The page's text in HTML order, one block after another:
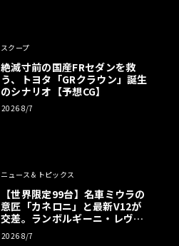
スクープ
絶滅寸前の国産FRセダンを救
う、トヨタ「GRクラウン」誕生
のシナリオ【予想CG】
2026 8/7
ニュース＆トピックス
【世界限定99台】名車ミウラの
意匠「カネロニ」と最新V12が
交差。ランボルギーニ・レヴエ
ルトに60周年記念車が登場
2026 8/7